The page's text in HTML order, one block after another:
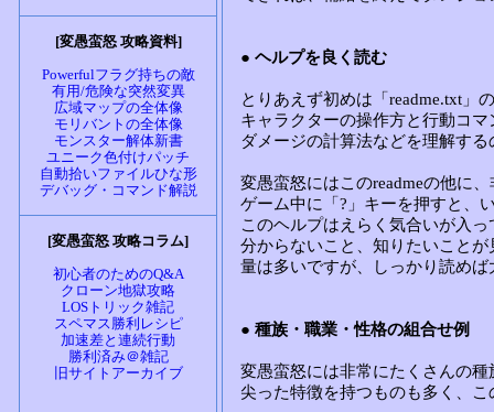
[変愚蛮怒 攻略資料]
Powerfulフラグ持ちの敵
有用/危険な突然変異
広域マップの全体像
モリバントの全体像
モンスター解体新書
ユニーク色付けパッチ
自動拾いファイルひな形
デバッグ・コマンド解説
[変愚蛮怒 攻略コラム]
初心者のためのQ&A
クローン地獄攻略
LOSトリック雑記
スペマス勝利レシピ
加速差と連続行動
勝利済み＠雑記
旧サイトアーカイブ